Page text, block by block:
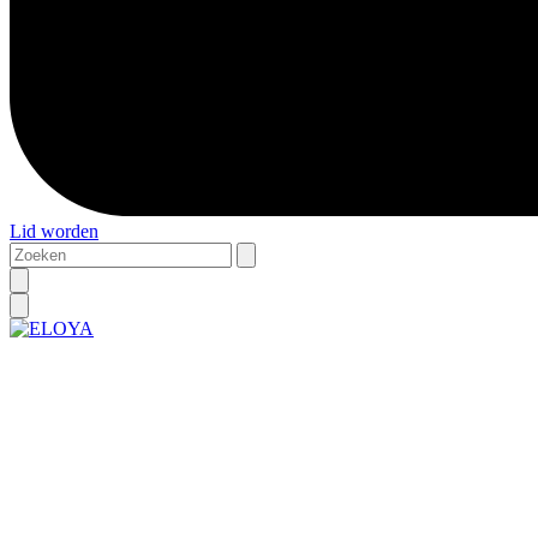
Lid worden
Zoeken